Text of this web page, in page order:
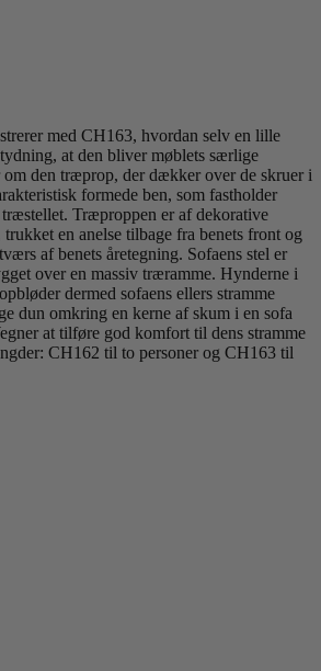
med CH163, hvordan selv en lille
at den bliver møblets særlige
om den træprop, der dækker over de skruer i
formede ben, som fastholder
Træproppen er af dekorative
en anelse tilbage fra benets front og
af benets åretegning. Sofaens stel er
over en massiv træramme. Hynderne i
dermed sofaens ellers stramme
dun omkring en kerne af skum i en sofa
at tilføre god komfort til dens stramme
CH162 til to personer og CH163 til